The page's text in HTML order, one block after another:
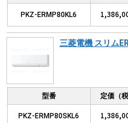
PKZ-ERMP80KL6
三菱電機 スリム
型番 定価（税
PKZ-ERMP80SKL6